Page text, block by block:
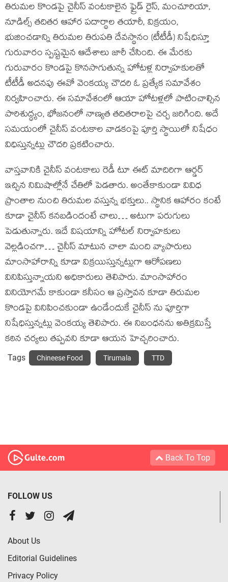
తిరుమల కొండపై చైనీస్ వంటకాలైన ఫ్రైడ్ రైస్, మంచూరియా,
నూడిల్స్ తదితర ఆహార పదార్థాల తయారీ, విక్రయం,
భుజించడాన్ని తిరుమల తిరుపతి దేవస్థానం (టీటీడీ) నిషేధిస్తూ
గురువారం స్పష్టమైన ఆదేశాలు జారీ చేసింది. ఈ మేరకు
గురువారం కొండపై కొనసాగుతున్న హోటళ్ల నిర్వాహకులతో
టీటీడీ అదనపు ఈవో వెంకయ్య చౌదరి ఓ ప్రత్యేక సమావేశం
నిర్వహించారు. ఈ సమావేశంలో ఆయా హోటళ్లలో పాటించాల్సిన
పారిశుద్ధ్యం, భోజనంలో నాణ్యత తదితరాలపై చర్చ జరిగింది. అదే
సమయంలో చైనీస్ వంటకాల వాడకంపై పూర్తి స్థాయిలో నిషేధం
విధిస్తున్నట్లు చౌదరి ప్రకటించారు.
వాస్తవానికి చైనీస్ వంటకాలు రెడీ టూ ఈట్ మాదిరిగా ఆర్డర్
ఇచ్చిన నిమిషాల్లోనే చేతిలో పెడతారు. అంతేకాకుండా వివిధ
ప్రాంతాల నుంచి తిరుమల వస్తున్న భక్తులు.. స్థానిక ఆహారం కంటే
కూడా చైనీస్ కనబడిందంటే చాలు… అటుగా పరుగులు
పెడుతున్నారు. ఇదే విషయాన్ని హోటల్ నిర్వాహకులు
వెల్లడించగా… చైనీస్ మాటున చాలా మంది వ్యాపారులు
మాంసాహారాన్ని కూడా విక్రయిస్తున్నట్లుగా ఆరోపణలు
వినిపిస్తున్నాయని అధికారులు తెలిపారు. మాంసాహారం
వినియోగమే కాకుండా కనీసం ఆ ప్రస్తావన కూడా తిరుమల
కొండపై వినిపించకుండా ఉండేందుకే చైనీస్ ను పూర్తిగా
నిషేధిస్తున్నట్లు వెంకయ్య తెలిపారు. ఈ నిబంధనను అతిక్రమిస్తే
కఠిన చర్యలు తప్పవని కూడా ఆయన హెచ్చరించారు.
Tags Chineese Food Tirumala TTD
Back To Top
FOLLOW US
About Us
Editorial Guidelines
Privacy Policy